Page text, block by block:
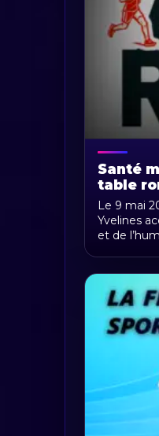
Santé
table
Le 9 mai
Yvelines
et de